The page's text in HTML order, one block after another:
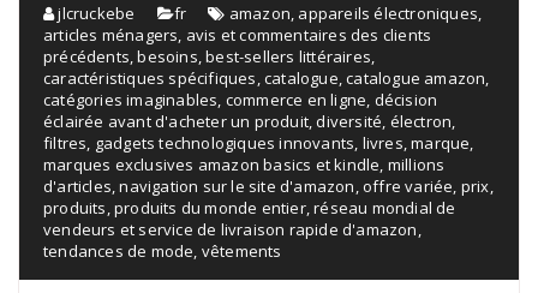
jlcruckebe fr amazon appareils électroniques
articles ménagers avis et commentaires des clients
précédents ,besoins ,best-sellers littéraires
caractéristiques spécifiques ,catalogue ,catalogue amazon
catégories imaginables commerce en ligne décision
éclairée avant d'acheter un produit ,diversité électron
filtres gadgets technologiques innovants livres ,marque
marques exclusives amazon basics et kindle millions
d'articles ,navigation sur le site d'amazon ,offre variée prix
produits ,produits du monde entier,réseau mondial de
vendeurs et service de livraison rapide d'amazon
tendances de mode vêtements